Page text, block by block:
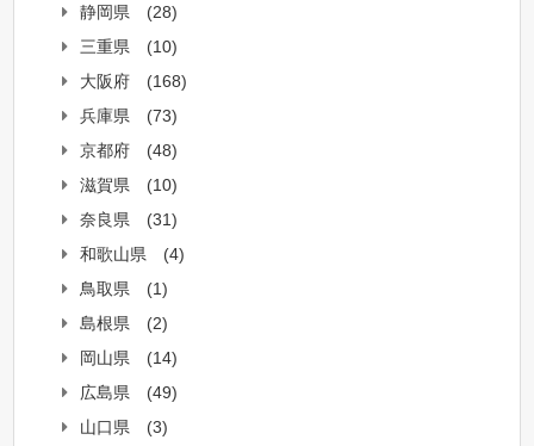
静岡県
(28)
三重県
(10)
大阪府
(168)
兵庫県
(73)
京都府
(48)
滋賀県
(10)
奈良県
(31)
和歌山県
(4)
鳥取県
(1)
島根県
(2)
岡山県
(14)
広島県
(49)
山口県
(3)